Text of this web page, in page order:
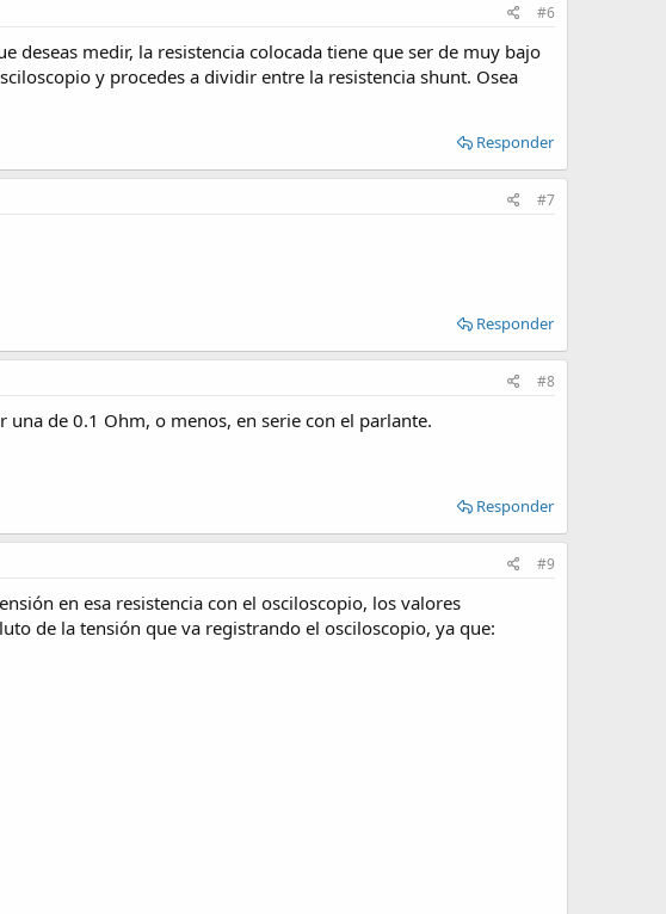
#6
deseas medir, la resistencia colocada tiene que ser de muy bajo
y procedes a dividir entre la resistencia shunt. Osea
Responder
#7
Responder
#8
de 0.1 Ohm, o menos, en serie con el parlante.
Responder
#9
en esa resistencia con el osciloscopio, los valores
de la tensión que va registrando el osciloscopio, ya que: